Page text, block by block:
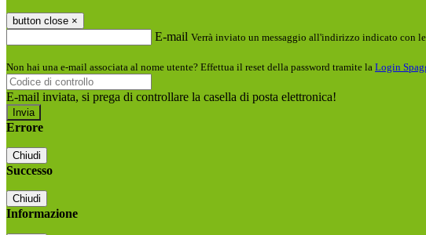
button close ×
E-mail Verrà inviato un messaggio all'indirizzo indicato con
Non hai una e-mail associata al nome utente? Effettua il reset della password tramite la Login
E-mail inviata, si prega di controllare la casella di posta elettronica!
Errore
Chiudi
Successo
Chiudi
Informazione